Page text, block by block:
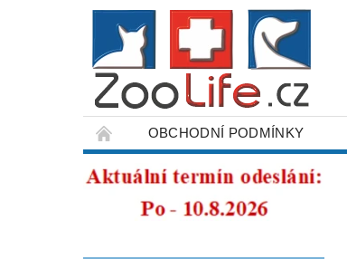
OBCHODNÍ PODMÍNKY
ODSTOUPENÍ OD SMLOUVY